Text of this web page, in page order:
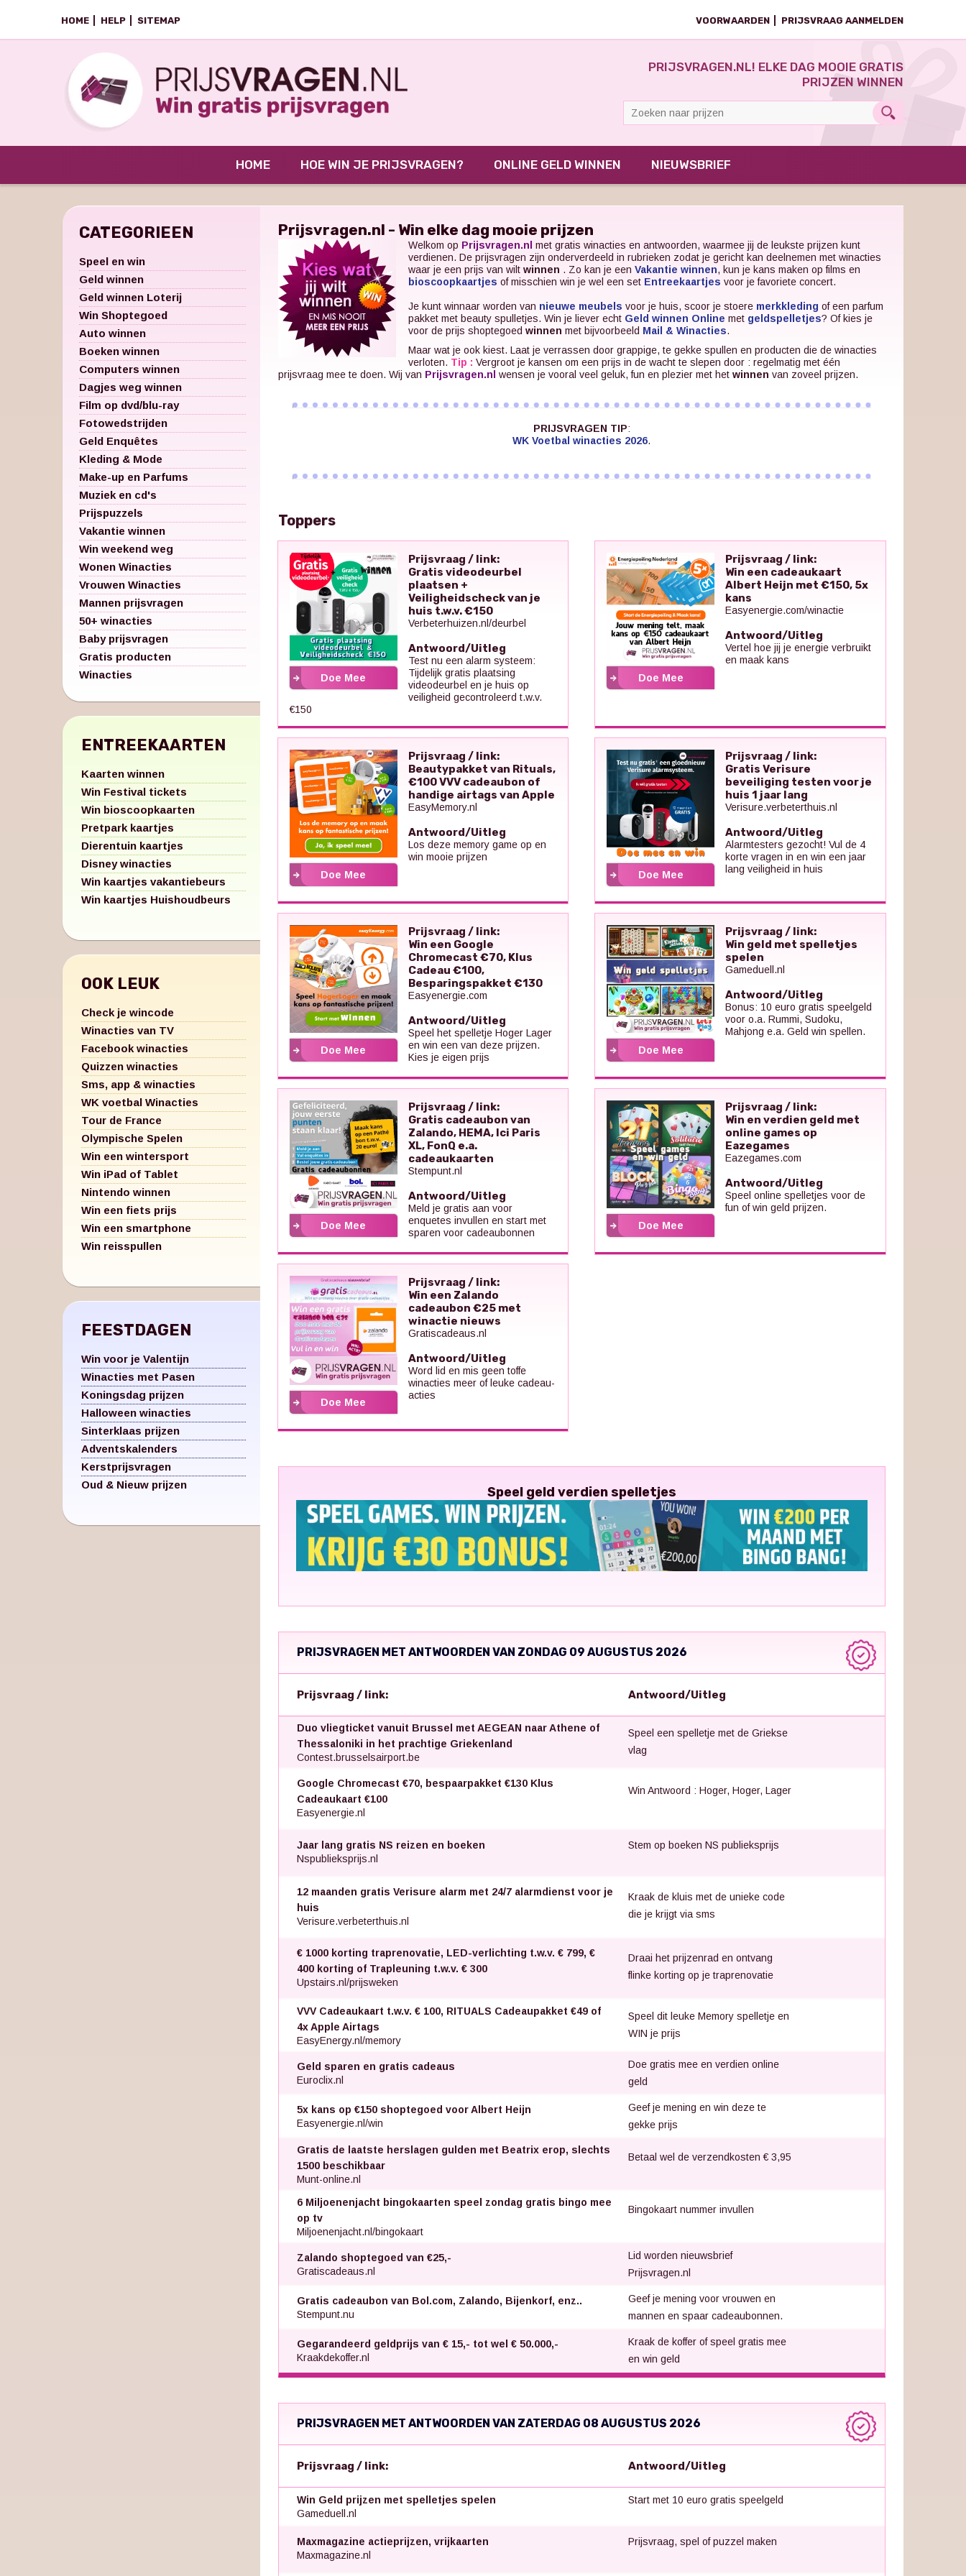
HOME HELP SITEMAP VOORWAARDEN PRIJSVRAAG AANMELDEN
PRIJSVRAGEN.NL! ELKE DAG MOOIE GRATIS
PRIJZEN WINNEN
HOME HOE WIN JE PRIJSVRAGEN? ONLINE GELD WINNEN NIEUWSBRIEF
CATEGORIEEN
Speel en win
Geld winnen
Geld winnen Loterij
Win Shoptegoed
Auto winnen
Boeken winnen
Computers winnen
Dagjes weg winnen
Film op dvd/blu-ray
Fotowedstrijden
Geld Enquêtes
Kleding & Mode
Make-up en Parfums
Muziek en cd's
Prijspuzzels
Vakantie winnen
Win weekend weg
Wonen Winacties
Vrouwen Winacties
Mannen prijsvragen
50+ winacties
Baby prijsvragen
Gratis producten
Winacties
ENTREEKAARTEN
Kaarten winnen
Win Festival tickets
Win bioscoopkaarten
Pretpark kaartjes
Dierentuin kaartjes
Disney winacties
Win kaartjes vakantiebeurs
Win kaartjes Huishoudbeurs
OOK LEUK
Check je wincode
Winacties van TV
Facebook winacties
Quizzen winacties
Sms, app & winacties
WK voetbal Winacties
Tour de France
Olympische Spelen
Win een wintersport
Win iPad of Tablet
Nintendo winnen
Win een fiets prijs
Win een smartphone
Win reisspullen
FEESTDAGEN
Win voor je Valentijn
Winacties met Pasen
Koningsdag prijzen
Halloween winacties
Sinterklaas prijzen
Adventskalenders
Kerstprijsvragen
Oud & Nieuw prijzen
Prijsvragen.nl - Win elke dag mooie prijzen
Welkom op Prijsvragen.nl met gratis winacties en antwoorden, waarmee jij de leukste prijzen kunt
verdienen. De prijsvragen zijn onderverdeeld in rubrieken zodat je gericht kan deelnemen met winacties
waar je een prijs van wilt winnen . Zo kan je een Vakantie winnen, kun je kans maken op films en
bioscoopkaartjes of misschien win je wel een set Entreekaartjes voor je favoriete concert.
Je kunt winnaar worden van nieuwe meubels voor je huis, scoor je stoere merkkleding of een parfum
pakket met beauty spulletjes. Win je liever echt Geld winnen Online met geldspelletjes? Of kies je
voor de prijs shoptegoed winnen met bijvoorbeeld Mail & Winacties.
Maar wat je ook kiest. Laat je verrassen door grappige, te gekke spullen en producten die de winacties
verloten. Tip : Vergroot je kansen om een prijs in de wacht te slepen door : regelmatig met één
prijsvraag mee te doen. Wij van Prijsvragen.nl wensen je vooral veel geluk, fun en plezier met het winnen van zoveel prijzen.
PRIJSVRAGEN TIP:
WK Voetbal winacties 2026.
Toppers
Doe Mee
Prijsvraag / link:
Gratis videodeurbel
plaatsen +
Veiligheidscheck van je
huis t.w.v. €150
Verbeterhuizen.nl/deurbel
Antwoord/Uitleg
Test nu een alarm systeem:
Tijdelijk gratis plaatsing
videodeurbel en je huis op
veiligheid gecontroleerd t.w.v.
€150
Doe Mee
Prijsvraag / link:
Win een cadeaukaart
Albert Heijn met €150, 5x
kans
Easyenergie.com/winactie
Antwoord/Uitleg
Vertel hoe jij je energie verbruikt
en maak kans
Doe Mee
Prijsvraag / link:
Beautypakket van Rituals,
€100 VVV cadeaubon of
handige airtags van Apple
EasyMemory.nl
Antwoord/Uitleg
Los deze memory game op en
win mooie prijzen
Doe Mee
Prijsvraag / link:
Gratis Verisure
beveiliging testen voor je
huis 1 jaar lang
Verisure.verbeterthuis.nl
Antwoord/Uitleg
Alarmtesters gezocht! Vul de 4
korte vragen in en win een jaar
lang veiligheid in huis
Doe Mee
Prijsvraag / link:
Win een Google
Chromecast €70, Klus
Cadeau €100,
Besparingspakket €130
Easyenergie.com
Antwoord/Uitleg
Speel het spelletje Hoger Lager
en win een van deze prijzen.
Kies je eigen prijs
Doe Mee
Prijsvraag / link:
Win geld met spelletjes
spelen
Gameduell.nl
Antwoord/Uitleg
Bonus: 10 euro gratis speelgeld
voor o.a. Rummi, Sudoku,
Mahjong e.a. Geld win spellen.
Doe Mee
Prijsvraag / link:
Gratis cadeaubon van
Zalando, HEMA, Ici Paris
XL, FonQ e.a.
cadeaukaarten
Stempunt.nl
Antwoord/Uitleg
Meld je gratis aan voor
enquetes invullen en start met
sparen voor cadeaubonnen
Doe Mee
Prijsvraag / link:
Win en verdien geld met
online games op
Eazegames
Eazegames.com
Antwoord/Uitleg
Speel online spelletjes voor de
fun of win geld prijzen.
Doe Mee
Prijsvraag / link:
Win een Zalando
cadeaubon €25 met
winactie nieuws
Gratiscadeaus.nl
Antwoord/Uitleg
Word lid en mis geen toffe
winacties meer of leuke cadeau-
acties
Speel geld verdien spelletjes
PRIJSVRAGEN MET ANTWOORDEN VAN ZONDAG 09 AUGUSTUS 2026
Prijsvraag / link: Antwoord/Uitleg
Duo vliegticket vanuit Brussel met AEGEAN naar Athene of
Thessaloniki in het prachtige Griekenland
Contest.brusselsairport.be
Speel een spelletje met de Griekse
vlag
Google Chromecast €70, bespaarpakket €130 Klus
Cadeaukaart €100
Easyenergie.nl
Win Antwoord : Hoger, Hoger, Lager
Jaar lang gratis NS reizen en boeken
Nspublieksprijs.nl
Stem op boeken NS publieksprijs
12 maanden gratis Verisure alarm met 24/7 alarmdienst voor je
huis
Verisure.verbeterthuis.nl
Kraak de kluis met de unieke code
die je krijgt via sms
€ 1000 korting traprenovatie, LED-verlichting t.w.v. € 799, €
400 korting of Trapleuning t.w.v. € 300
Upstairs.nl/prijsweken
Draai het prijzenrad en ontvang
flinke korting op je traprenovatie
VVV Cadeaukaart t.w.v. € 100, RITUALS Cadeaupakket €49 of
4x Apple Airtags
EasyEnergy.nl/memory
Speel dit leuke Memory spelletje en
WIN je prijs
Geld sparen en gratis cadeaus
Euroclix.nl
Doe gratis mee en verdien online
geld
5x kans op €150 shoptegoed voor Albert Heijn
Easyenergie.nl/win
Geef je mening en win deze te
gekke prijs
Gratis de laatste herslagen gulden met Beatrix erop, slechts
1500 beschikbaar
Munt-online.nl
Betaal wel de verzendkosten € 3,95
6 Miljoenenjacht bingokaarten speel zondag gratis bingo mee
op tv
Miljoenenjacht.nl/bingokaart
Bingokaart nummer invullen
Zalando shoptegoed van €25,-
Gratiscadeaus.nl
Lid worden nieuwsbrief
Prijsvragen.nl
Gratis cadeaubon van Bol.com, Zalando, Bijenkorf, enz..
Stempunt.nu
Geef je mening voor vrouwen en
mannen en spaar cadeaubonnen.
Gegarandeerd geldprijs van € 15,- tot wel € 50.000,-
Kraakdekoffer.nl
Kraak de koffer of speel gratis mee
en win geld
PRIJSVRAGEN MET ANTWOORDEN VAN ZATERDAG 08 AUGUSTUS 2026
Prijsvraag / link: Antwoord/Uitleg
Win Geld prijzen met spelletjes spelen
Gameduell.nl
Start met 10 euro gratis speelgeld
Maxmagazine actieprijzen, vrijkaarten
Maxmagazine.nl
Prijsvraag, spel of puzzel maken